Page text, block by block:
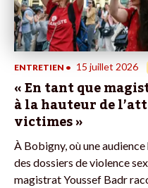
ENTRETIEN • 15 juillet 2026
« En tant que
à la hauteur de
victimes »
À Bobigny, où une
des dossiers de violence
magistrat Youssef Badr